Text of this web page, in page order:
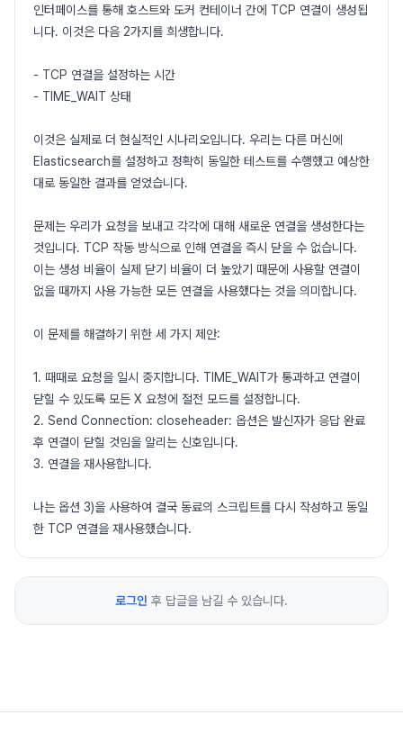
인터페이스를 통해 호스트와 도커 컨테이너 간에 TCP 연결이 생성됩
니다. 이것은 다음 2가지를 희생합니다.
- TCP 연결을 설정하는 시간
- TIME_WAIT 상태
이것은 실제로 더 현실적인 시나리오입니다. 우리는 다른 머신에
Elasticsearch를 설정하고 정확히 동일한 테스트를 수행했고 예상한
대로 동일한 결과를 얻었습니다.
문제는 우리가 요청을 보내고 각각에 대해 새로운 연결을 생성한다는
것입니다. TCP 작동 방식으로 인해 연결을 즉시 닫을 수 없습니다.
이는 생성 비율이 실제 닫기 비율이 더 높았기 때문에 사용할 연결이
없을 때까지 사용 가능한 모든 연결을 사용했다는 것을 의미합니다.
이 문제를 해결하기 위한 세 가지 제안:
1. 때때로 요청을 일시 중지합니다. TIME_WAIT가 통과하고 연결이
닫힐 수 있도록 모든 X 요청에 절전 모드를 설정합니다.
2. Send Connection: closeheader: 옵션은 발신자가 응답 완료
후 연결이 닫힐 것임을 알리는 신호입니다.
3. 연결을 재사용합니다.
나는 옵션 3)을 사용하여 결국 동료의 스크립트를 다시 작성하고 동일
한 TCP 연결을 재사용했습니다.
로그인 후 답글을 남길 수 있습니다.